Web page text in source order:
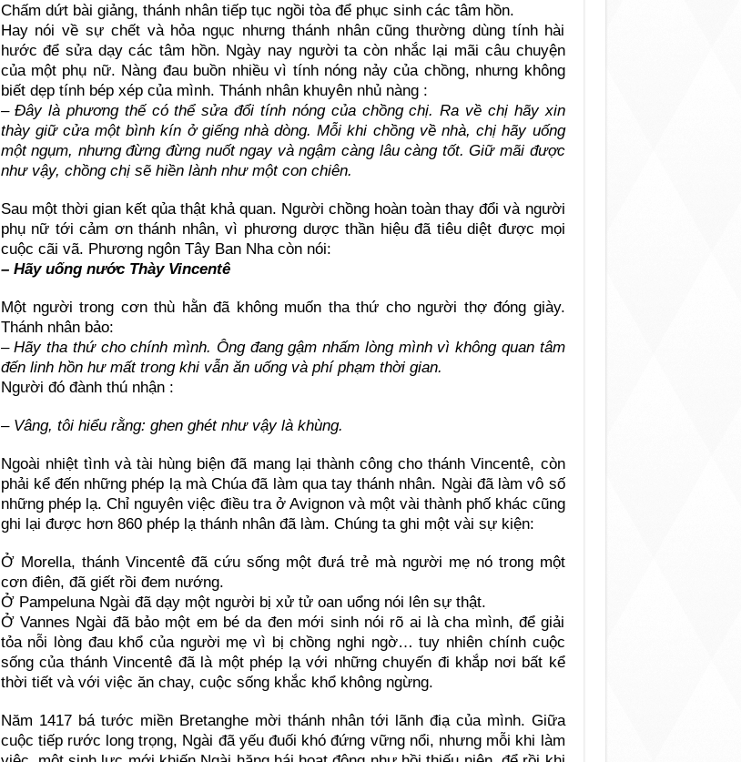
Chấm dứt bài giảng, thánh nhân tiếp tục ngồi tòa để phục sinh các tâm hồn.
Hay nói về sự chết và hỏa ngục nhưng thánh nhân cũng thường dùng tính hài
hước để sửa dạy các tâm hồn. Ngày nay người ta còn nhắc lại mãi câu chuyện
của một phụ nữ. Nàng đau buồn nhiều vì tính nóng nảy của chồng, nhưng không
biết dẹp tính bép xép của mình. Thánh nhân khuyên nhủ nàng :
– Đây là phương thế có thể sửa đổi tính nóng của chồng chị. Ra về chị hãy xin
thày giữ cửa một bình kín ở giếng nhà dòng. Mỗi khi chồng về nhà, chị hãy uống
một ngụm, nhưng đừng đừng nuốt ngay và ngậm càng lâu càng tốt. Giữ mãi được
như vậy, chồng chị sẽ hiền lành như một con chiên.
Sau một thời gian kết qủa thật khả quan. Người chồng hoàn toàn thay đổi và người
phụ nữ tới cảm ơn thánh nhân, vì phương dược thần hiệu đã tiêu diệt được mọi
cuộc cãi vã. Phương ngôn Tây Ban Nha còn nói:
– Hãy uống nước Thày Vincentê
Một người trong cơn thù hằn đã không muốn tha thứ cho người thợ đóng giày.
Thánh nhân bảo:
– Hãy tha thứ cho chính mình. Ông đang gậm nhấm lòng mình vì không quan tâm
đến linh hồn hư mất trong khi vẫn ăn uống và phí phạm thời gian.
Người đó đành thú nhận :
– Vâng, tôi hiểu rằng: ghen ghét như vậy là khùng.
Ngoài nhiệt tình và tài hùng biện đã mang lại thành công cho thánh Vincentê, còn
phải kể đến những phép lạ mà Chúa đã làm qua tay thánh nhân. Ngài đã làm vô số
những phép lạ. Chỉ nguyên việc điều tra ở Avignon và một vài thành phố khác cũng
ghi lại được hơn 860 phép lạ thánh nhân đã làm. Chúng ta ghi một vài sự kiện:
Ở Morella, thánh Vincentê đã cứu sống một đưá trẻ mà người mẹ nó trong một
cơn điên, đã giết rồi đem nướng.
Ở Pampeluna Ngài đã dạy một người bị xử tử oan uổng nói lên sự thật.
Ở Vannes Ngài đã bảo một em bé da đen mới sinh nói rõ ai là cha mình, để giải
tỏa nỗi lòng đau khổ của người mẹ vì bị chồng nghi ngờ… tuy nhiên chính cuộc
sống của thánh Vincentê đã là một phép lạ với những chuyến đi khắp nơi bất kể
thời tiết và với việc ăn chay, cuộc sống khắc khổ không ngừng.
Năm 1417 bá tước miền Bretanghe mời thánh nhân tới lãnh điạ của mình. Giữa
cuộc tiếp rước long trọng, Ngài đã yếu đuối khó đứng vững nổi, nhưng mỗi khi làm